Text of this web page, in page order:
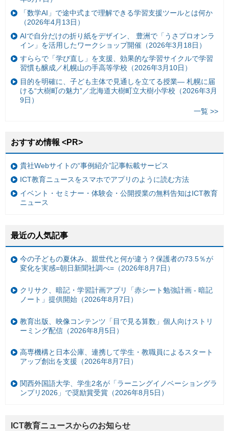
「数学AI」で途中式まで理解できる学習支援ツールとは何か
（2026年4月13日）
AIで自分だけの折り紙をデザイン、 豊洲で「うさプロオンラ
イン」を活用したワークショップ開催（2026年3月18日）
すららで「学び直し」を支援、効果的な学習サイクルで学習
習慣も醸成／札幌山の手高等学校（2026年3月10日）
目的を明確に、子ども主体で見通しを立てる授業— 札幌に届
ける“大樹町の魅力”／北海道大樹町立大樹小学校（2026年3月
9日）
一覧 >>
おすすめ情報 <PR>
貴社Webサイトの“事例紹介”記事転載サービス
ICT教育ニュースをスマホでアプリのように読む方法
イベント・セミナー・体験会・公開授業の無料告知はICT教育
ニュース
最近の人気記事
今の子どもの夏休み、親世代と何が違う？保護者の73.5％が
変化を実感=朝日新聞社調べ=（2026年8月7日）
クリサク、暗記・学習計画アプリ「赤シート勉強計画 - 暗記
ノート」提供開始（2026年8月7日）
教育出版、映像コンテンツ「目で見る算数」個人向けストリ
ーミング配信（2026年8月5日）
高専機構と日本公庫、連携して学生・教職員によるスタート
アップ創出を支援（2026年8月7日）
関西外国語大学、学生2名が「ラーニングイノベーショングラ
ンプリ2026」で奨励賞受賞（2026年8月5日）
ICT教育ニュースからのお知らせ